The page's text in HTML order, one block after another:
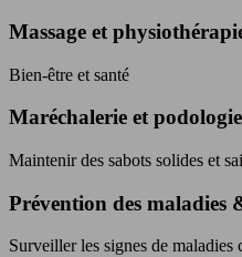
Massage et
Bien-être et santé
Maréchalerie et podologie
Maintenir des sabots solides et
Prévention des maladies
Surveiller les signes de maladies